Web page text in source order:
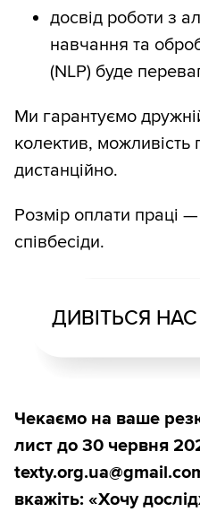
досвід роботи з
навчання та
(NLP) буде
Ми гарантуємо
колектив, можливість
дистанційно.
Розмір оплати праці
співбесіди.
ДИВІТЬСЯ
Чекаємо на ваше
лист до 30 червня
вкажіть: «Хочу